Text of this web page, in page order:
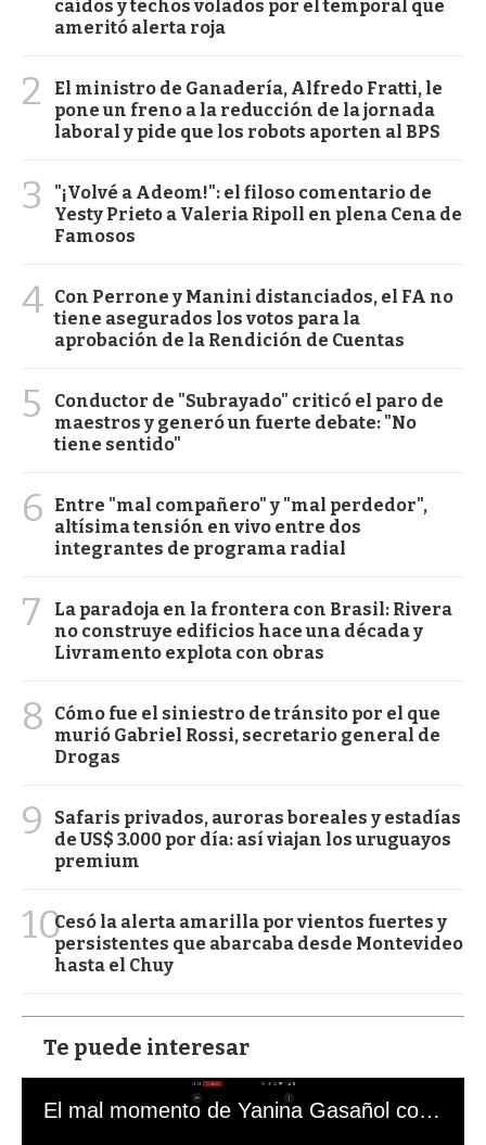
caídos y techos volados por el temporal que
ameritó alerta roja
2
El ministro de Ganadería, Alfredo Fratti, le
pone un freno a la reducción de la jornada
laboral y pide que los robots aporten al BPS
3
"¡Volvé a Adeom!": el filoso comentario de
Yesty Prieto a Valeria Ripoll en plena Cena de
Famosos
4 Con Perrone y Manini distanciados, el FA no
tiene asegurados los votos para la
aprobación de la Rendición de Cuentas
5
Conductor de "Subrayado" criticó el paro de
maestros y generó un fuerte debate: "No
tiene sentido"
6
Entre "mal compañero" y "mal perdedor",
altísima tensión en vivo entre dos
integrantes de programa radial
7
La paradoja en la frontera con Brasil: Rivera
no construye edificios hace una década y
Livramento explota con obras
8
Cómo fue el siniestro de tránsito por el que
murió Gabriel Rossi, secretario general de
Drogas
9
Safaris privados, auroras boreales y estadías
de US$ 3.000 por día: así viajan los uruguayos
premium
10Cesó la alerta amarilla por vientos fuertes y
persistentes que abarcaba desde Montevideo
hasta el Chuy
Te puede interesar
El mal momento de Yanina Gasañol con un hincha argentino en "Subrayado"